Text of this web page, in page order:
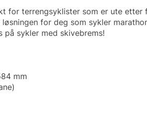
for terrengsyklister som er ute
for deg som sykler
på sykler med skivebrems!
mm